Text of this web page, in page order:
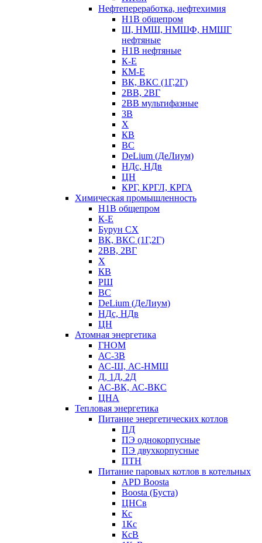
Нефтепереработка, нефтехимия
Н1В общепром
Ш, НМШ, НМШФ, НМШГ
нефтяные
Н1В нефтяные
К-Е
КМ-Е
ВК, ВКС (1Г,2Г)
2ВВ, 2ВГ
2ВВ мультифазные
3В
Х
КВ
ВС
DeLium (ДеЛиум)
НДс, НДв
ЦН
КРГ, КРГЛ, КРГА
Химическая промышленность
Н1В общепром
К-Е
Бурун СХ
ВК, ВКС (1Г,2Г)
2ВВ, 2ВГ
Х
КВ
РШ
ВС
DeLium (ДеЛиум)
НДс, НДв
ЦН
Атомная энергетика
ГНОМ
АС-3В
АС-Ш, АС-НМШ
Д, 1Д, 2Д
АС-ВК, АС-ВКС
ЦНА
Тепловая энергетика
Питание энергетических котлов
ПД
ПЭ однокорпусные
ПЭ двухкорпусные
ПТН
Питание паровых котлов в котельных
APD Boosta
Boosta (Буста)
ЦНСв
Кс
1Кс
КсВ